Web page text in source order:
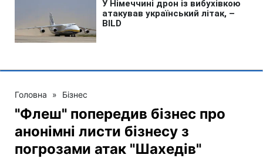
Головна » Бізнес
"Флеш" попередив бізнес про
анонімні листи бізнесу з
погрозами атак "Шахедів"